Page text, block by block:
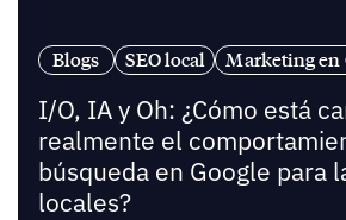
Blogs SEO local Marketing en
I/O, IA y Oh: ¿Cómo está
realmente el
búsqueda en Google para
locales?